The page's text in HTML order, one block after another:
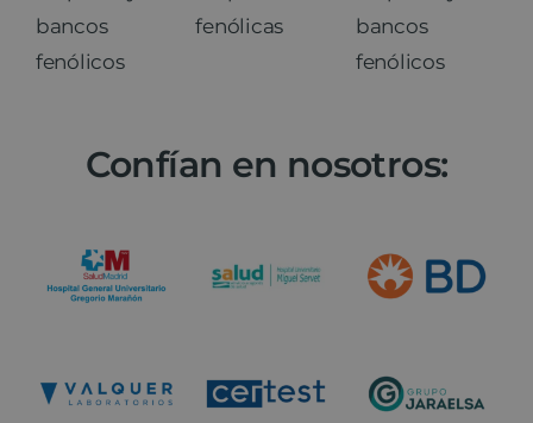
bancos
fenólicos
fenólicas
bancos
fenólicos
Confían en nosotros: